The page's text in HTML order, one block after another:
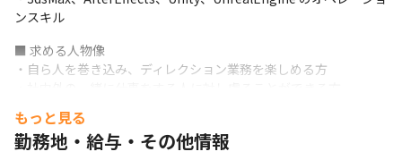
クライアントへ提出後、クライアントからのフィードバックがあ
れば対応し、修正を重ねながらクライアントのニーズに近づけ完
成し、納品します。
アートディレクターの仕事の半分がこちらの内容になるといえる
でしょう。
■ この仕事の面白み、魅力
・クライアントの希望を叶えることを目的として、近い距離で技
術的な提案を行えます
ンスキル
■ 求める人物像
・自ら人を巻き込み、ディレクション業務を楽しめる方
・学習意欲が高く、素直にインプットできる方
・新しいサービスや流行りの技術に対するアンテナの高い方
もっと見る
勤務地・給与・その他情報